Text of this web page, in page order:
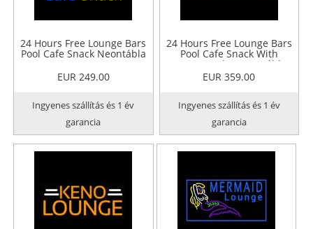
24 Hours Free Lounge Bars
Pool Cafe Snack Neontábla
EUR 249.00
Ingyenes szállítás és 1 év
garancia
24 Hours Free Lounge Bars
Pool Cafe Snack With
Green Border Neontábla
EUR 359.00
Ingyenes szállítás és 1 év
garancia